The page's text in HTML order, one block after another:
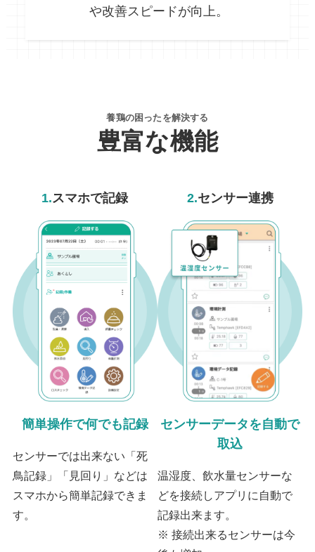
や改善スピードが向上。
養鶏の困ったを解決する
豊富な機能
1.スマホで記録
簡単操作で何でも記録
センサーでは出来ない「死
鳥記録」「見回り」などは
スマホから簡単記録できま
す。
2.センサー連携
センサーデータを自動で
取込
温湿度、飲水量センサーな
どを接続しアプリに自動で
記録出来ます。
※ 接続出来るセンサーは今